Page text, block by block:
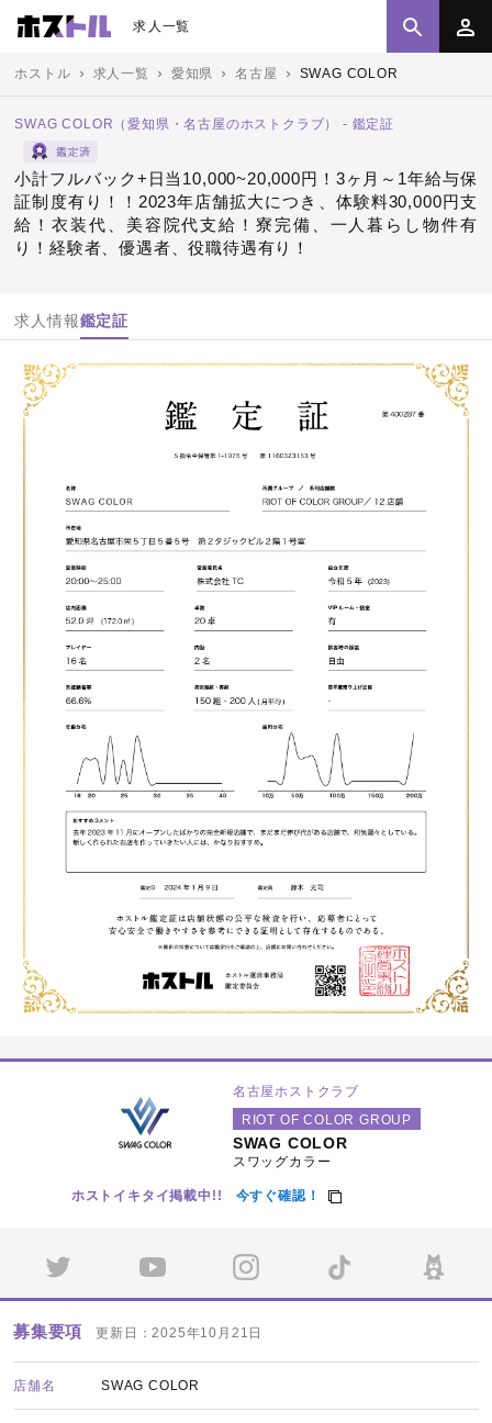
求人一覧
ホストル 求人一覧 愛知県 名古屋 SWAG COLOR
SWAG COLOR（愛知県・名古屋のホストクラブ） - 鑑定証
小計フルバック+日当10,000~20,000円！3ヶ月～1年給与保
証制度有り！！2023年店舗拡大につき、体験料30,000円支
給！衣装代、美容院代支給！寮完備、一人暮らし物件有
り！経験者、優遇者、役職待遇有り！
求人情報鑑定証
名古屋ホストクラブ
RIOT OF COLOR GROUP
SWAG COLOR
スワッグカラー
ホストイキタイ掲載中!! 今すぐ確認！
募集要項 更新日：2025年10月21日
店舗名 SWAG COLOR